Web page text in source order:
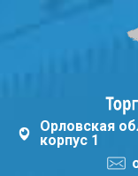
Орловская
корпус 1